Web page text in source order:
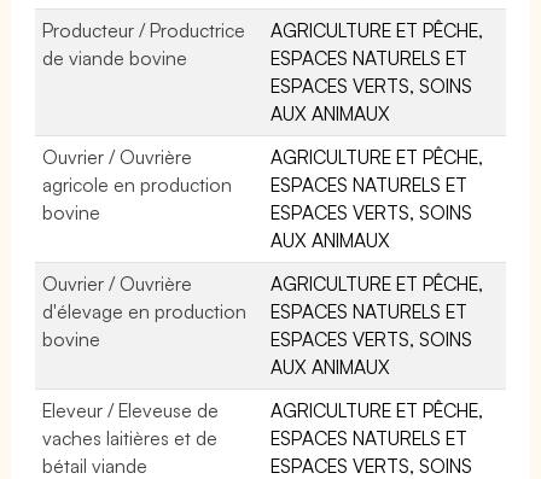
Producteur / Productrice
de viande bovine
AGRICULTURE ET PÊCHE,
ESPACES NATURELS ET
ESPACES VERTS, SOINS
AUX ANIMAUX
Ouvrier / Ouvrière
agricole en production
bovine
AGRICULTURE ET PÊCHE,
ESPACES NATURELS ET
ESPACES VERTS, SOINS
AUX ANIMAUX
Ouvrier / Ouvrière
d'élevage en production
bovine
AGRICULTURE ET PÊCHE,
ESPACES NATURELS ET
ESPACES VERTS, SOINS
AUX ANIMAUX
Eleveur / Eleveuse de
vaches laitières et de
bétail viande
AGRICULTURE ET PÊCHE,
ESPACES NATURELS ET
ESPACES VERTS, SOINS